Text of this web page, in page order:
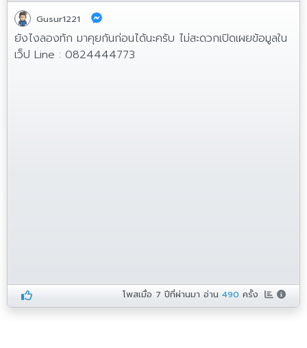
Gusur1221
ยังไงลองท้ก มาคุยกันก่อนได้นะครับ ไม่สะดวกเปิดเผยข้อมูลใน
เว็ป Line : 0824444773
โพสเมื่อ 7 ปีที่ผ่านมา อ่าน490 ครั้ง